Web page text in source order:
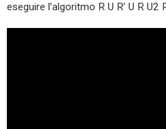
eseguire l’algoritmo R U R’ U R U2